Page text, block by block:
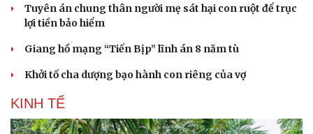
Tuyên án chung thân người mẹ sát hại con ruột để trục
lợi tiền bảo hiểm
Giang hồ mạng “Tiến Bịp” lĩnh án 8 năm tù
Khởi tố cha dượng bạo hành con riêng của vợ
KINH TẾ